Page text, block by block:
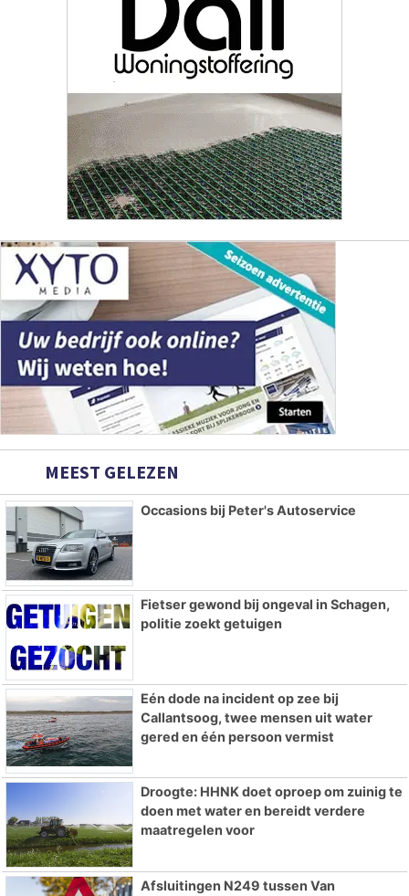
MEEST GELEZEN
Occasions bij Peter's Autoservice
Fietser gewond bij ongeval in Schagen,
politie zoekt getuigen
Eén dode na incident op zee bij
Callantsoog, twee mensen uit water
gered en één persoon vermist
Droogte: HHNK doet oproep om zuinig te
doen met water en bereidt verdere
maatregelen voor
Afsluitingen N249 tussen Van